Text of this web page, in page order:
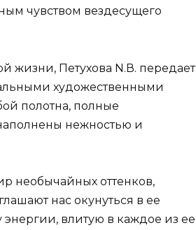
чувством вездесущего
Петухова N.В. передает
художественными
полотна, полные
нежностью и
необычайных оттенков,
нас окунуться в ее
влитую в каждое из ее